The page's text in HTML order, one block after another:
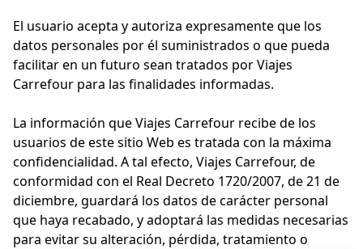
El usuario acepta y autoriza expresamente que los
datos personales por él suministrados o que pueda
facilitar en un futuro sean tratados por Viajes
Carrefour para las finalidades informadas.
La información que Viajes Carrefour recibe de los
usuarios de este sitio Web es tratada con la máxima
confidencialidad. A tal efecto, Viajes Carrefour, de
conformidad con el Real Decreto 1720/2007, de 21 de
diciembre, guardará los datos de carácter personal
que haya recabado, y adoptará las medidas necesarias
para evitar su alteración, pérdida, tratamiento o